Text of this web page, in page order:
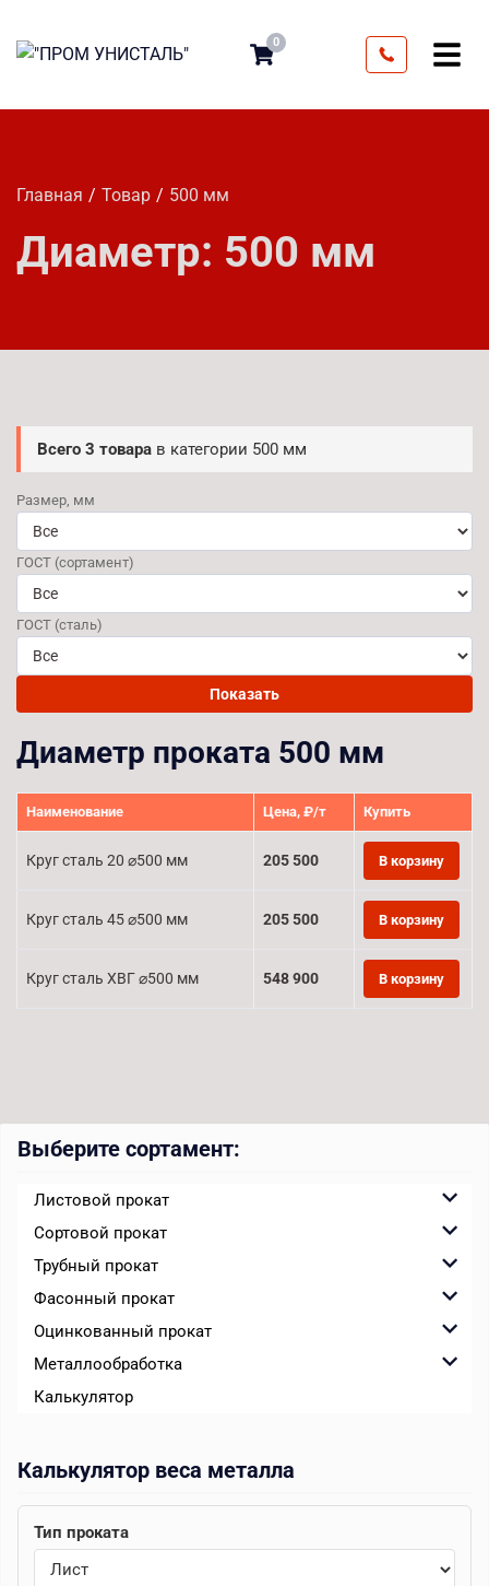
0
Главная Товар 500 мм
Диаметр: 500 мм
Всего 3 товара в категории 500 мм
Размер, мм
ГОСТ (сортамент)
ГОСТ (сталь)
Показать
Диаметр проката 500 мм
Наименование Цена, ₽/т Купить
Круг сталь 20 ⌀500 мм 205 500 В корзину
Круг сталь 45 ⌀500 мм 205 500 В корзину
Круг сталь ХВГ ⌀500 мм 548 900 В корзину
Выберите сортамент:
Листовой прокат
Сортовой прокат
Трубный прокат
Фасонный прокат
Оцинкованный прокат
Металлообработка
Калькулятор
Калькулятор веса металла
Тип проката